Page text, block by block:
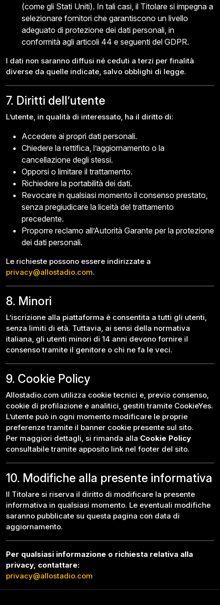
(come gli Stati Uniti). In tali casi, il Titolare si impegna a
selezionare fornitori che garantiscono un livello
adeguato di protezione dei dati personali, in
conformità agli articoli 44 e seguenti del GDPR.
I dati non saranno diffusi né ceduti a terzi per finalità
diverse da quelle indicate, salvo obblighi di legge.
7. Diritti dell’utente
L’utente, in qualità di interessato, ha il diritto di:
Accedere ai propri dati personali.
Chiedere la rettifica, l’aggiornamento o la
cancellazione degli stessi.
Opporsi o limitare il trattamento.
Richiedere la portabilità dei dati.
Revocare in qualsiasi momento il consenso prestato,
senza pregiudicare la liceità del trattamento
precedente.
Proporre reclamo all’Autorità Garante per la protezione
dei dati personali.
Le richieste possono essere indirizzate a
privacy@allostadio.com.
8. Minori
L’iscrizione alla piattaforma è consentita a tutti gli utenti,
senza limiti di età. Tuttavia, ai sensi della normativa
italiana, gli utenti minori di 14 anni devono fornire il
consenso tramite il genitore o chi ne fa le veci.
9. Cookie Policy
Allostadio.com utilizza cookie tecnici e, previo consenso,
cookie di profilazione e analitici, gestiti tramite CookieYes.
L’utente può in ogni momento modificare le proprie
preferenze tramite il banner cookie presente sul sito.
Per maggiori dettagli, si rimanda alla Cookie Policy
consultabile tramite apposito link nel footer del sito.
10. Modifiche alla presente informativa
Il Titolare si riserva il diritto di modificare la presente
informativa in qualsiasi momento. Le eventuali modifiche
saranno pubblicate su questa pagina con data di
aggiornamento.
Per qualsiasi informazione o richiesta relativa alla
privacy, contattare:
privacy@allostadio.com